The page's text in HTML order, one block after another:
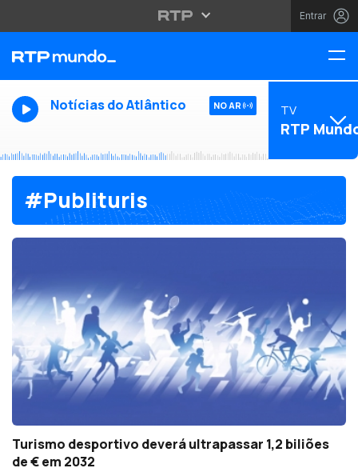
Entrar
Notícias do Atlântico NO AR TV
RTP
#Publituris
Turismo desportivo deverá ultrapassar 1,2 biliões
de € em 2032